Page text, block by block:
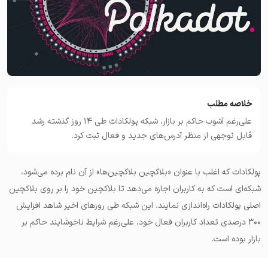
خلاصه مطلب
علی‌رغم آشوب حاکم بر بازار، شبکه پولکادات طی ۱۴ روز گذشته رشد
قابل توجهی از منظر آدرس‌های جدید و فعال ثبت کرد.
پولکادات که اغلب با عنوان «بلاکچین بلاکچین‌ها» از آن نام برده می‌شود،
شبکه‌ای است که به کاربران اجازه می‌دهد تا بلاکچین خود را بر روی بلاکچین
اصلی پولکادات راه‌اندازی نمایند. این شبکه طی روزهای اخیر شاهد افزایش
۳۰۰ درصدی تعداد کاربران فعال خود، علی‌رغم شرایط ناخوشایند حاکم بر
بازار بوده است.